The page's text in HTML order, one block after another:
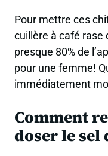
Pour mettre ces
cuillère à café rase
presque 80% de
pour une femme!
immédiatement
Comment
doser le sel